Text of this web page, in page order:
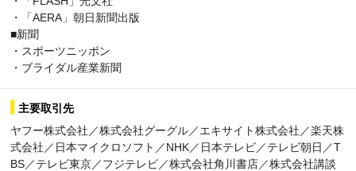
・「AERA」朝日新聞出版
■新聞
・スポーツニッポン
・ブライダル産業新聞
主要取引先
ヤフー株式会社／株式会社グーグル／エキサイト株式会社／楽天株
式会社／日本マイクロソフト／NHK／日本テレビ／テレビ朝日／T
BS／テレビ東京／フジテレビ／株式会社角川書店／株式会社講談